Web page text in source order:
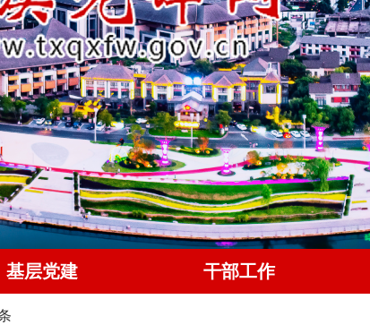
基层党建 干部工作